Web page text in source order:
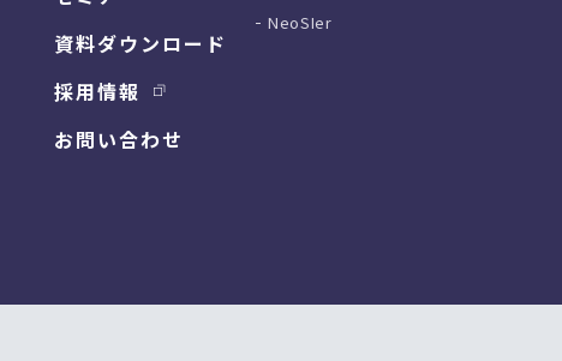
資料ダウンロード
採用情報
お問い合わせ
NeoSIer